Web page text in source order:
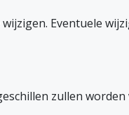
Eventuele
zullen